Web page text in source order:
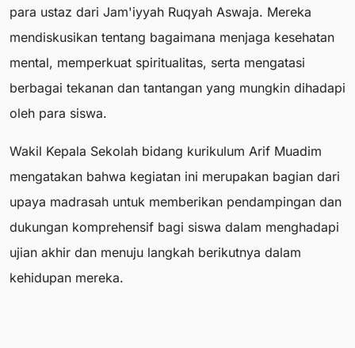
para ustaz dari Jam'iyyah Ruqyah Aswaja. Mereka
mendiskusikan tentang bagaimana menjaga kesehatan
mental, memperkuat spiritualitas, serta mengatasi
berbagai tekanan dan tantangan yang mungkin dihadapi
oleh para siswa.
Wakil Kepala Sekolah bidang kurikulum Arif Muadim
mengatakan bahwa kegiatan ini merupakan bagian dari
upaya madrasah untuk memberikan pendampingan dan
dukungan komprehensif bagi siswa dalam menghadapi
ujian akhir dan menuju langkah berikutnya dalam
kehidupan mereka.